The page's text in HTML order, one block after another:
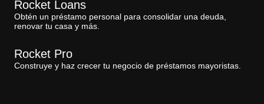
Rocket Loans
Obtén un préstamo personal para consolidar una deuda,
renovar tu casa y más.
Rocket Pro
Construye y haz crecer tu negocio de préstamos mayoristas.